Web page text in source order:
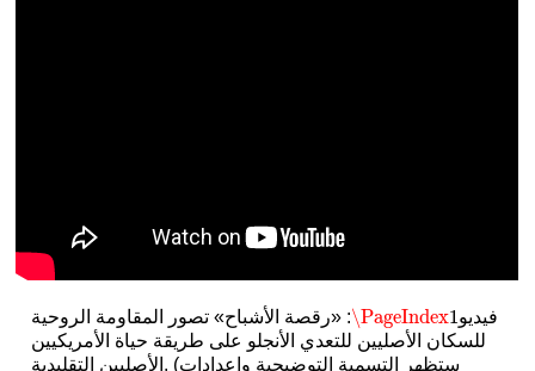
فيديو \PageIndex1
\PageIndex1
: «رقصة الأشباح» تصور المقاومة الروحية
للسكان الأصليين للتعدي الأنجلو على طريقة حياة الأمريكيين
الأصليين التقليدية. (ستظهر التسمية التوضيحية وإعدادات